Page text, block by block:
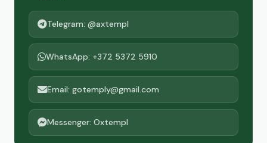
Telegram: @axtempl
WhatsApp: +372 5372 5910
Email: gotemply@gmail.com
Messenger: Oxtempl